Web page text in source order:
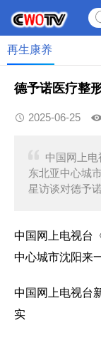
再生康养
德予诺医疗整
2025-06-25
中国网上
东北亚中心城
星访谈对德予
中国网上电视台
中心城市沈阳来
中国网上电视台
实